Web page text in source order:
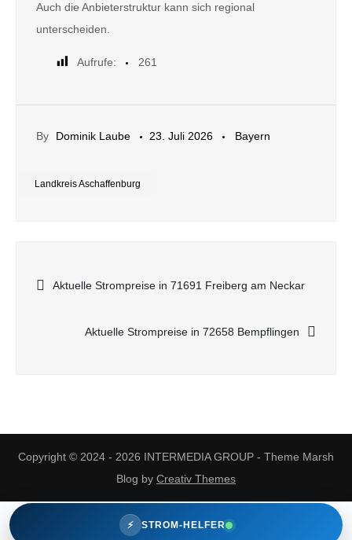
Auch die Anbieterstruktur kann sich regional
unterscheiden.
Aufrufe: 261
By Dominik Laube 23. Juli 2026 Bayern
Landkreis Aschaffenburg
Beitragsnavigation
Aktuelle Strompreise in 71691 Freiberg am Neckar
Aktuelle Strompreise in 72658 Bempflingen
Copyright © 2024 - 2026 INTERMEDIA GROUP - Theme Marsh
Blog by Creativ Themes
⚡ STROM-HELFER